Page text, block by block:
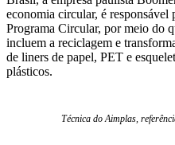
economia circular, é
Programa Circular, por meio do
incluem a reciclagem e
de liners de papel, PET e
plásticos.
Técnica do Aimplas,